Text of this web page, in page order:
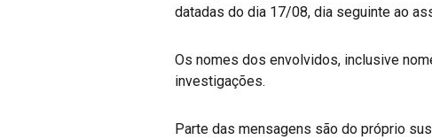
datadas do dia 17/08, dia seguinte ao
Os nomes dos envolvidos, inclusive
investigações.
Parte das mensagens são do próprio